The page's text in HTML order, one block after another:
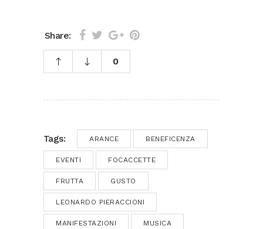
Share:
0
Tags: ARANCE BENEFICENZA
EVENTI FOCACCETTE
FRUTTA GUSTO
LEONARDO PIERACCIONI
MANIFESTAZIONI MUSICA